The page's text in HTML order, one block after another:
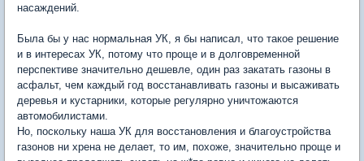
насаждений.
Была бы у нас нормальная УК, я бы написал, что такое решение
и в интересах УК, потому что проще и в долговременной
перспективе значительно дешевле, один раз закатать газоны в
асфальт, чем каждый год восстанавливать газоны и высаживать
деревья и кустарники, которые регулярно уничтожаются
автомобилистами.
Но, поскольку наша УК для восстановления и благоустройства
газонов ни хрена не делает, то им, похоже, значительно проще и